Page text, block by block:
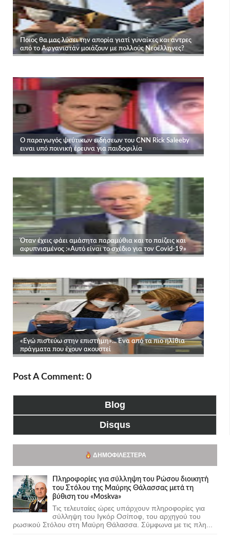
Post A Comment: 0
Blog
Disqus
ΔΗΜΟΦΙΛΈΣΤΕΡΑ
Πληροφορίες για σύλληψη του Ρώσου διοικητή
του Στόλου της Mαύρης Θάλασσας μετά τη
βύθιση του «Moskva»
Τις τελευταίες ώρες υπάρχουν πληροφορίες για
σύλληψη του Ιγκόρ Οσίποφ, του αρχηγού του
ρωσικού Στόλου στη Μαύρη Θάλασσα. Σύμφωνα με τις πλη...